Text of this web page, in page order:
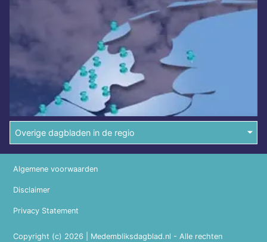
Overige dagbladen in de regio
Copyright (c) 2026 | Medembliksdagblad.nl - Alle rechten
Algemene voorwaarden
Disclaimer
Privacy Statement